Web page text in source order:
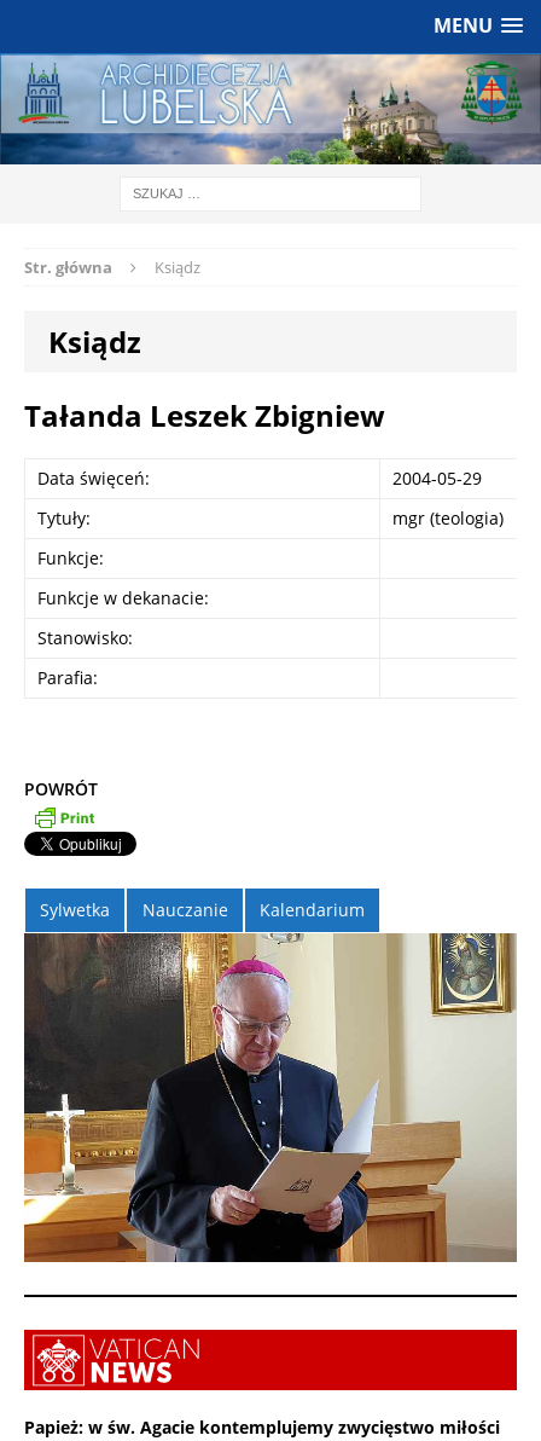
MENU
Str. główna Ksiądz
Ksiądz
Tałanda Leszek Zbigniew
Data święceń:
2004-05-29
Tytuły:
mgr (teologia)
Funkcje:
Funkcje w dekanacie:
Stanowisko:
Parafia:
POWRÓT
Sylwetka Nauczanie Kalendarium
Papież: w św. Agacie kontemplujemy zwycięstwo miłości